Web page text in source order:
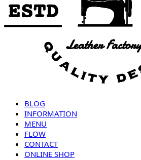
BLOG
INFORMATION
MENU
FLOW
CONTACT
ONLINE SHOP